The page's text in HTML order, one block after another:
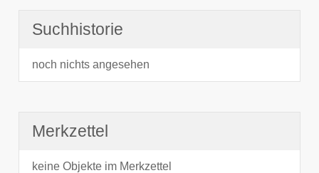
Suchhistorie
noch nichts angesehen
Merkzettel
keine Objekte im Merkzettel